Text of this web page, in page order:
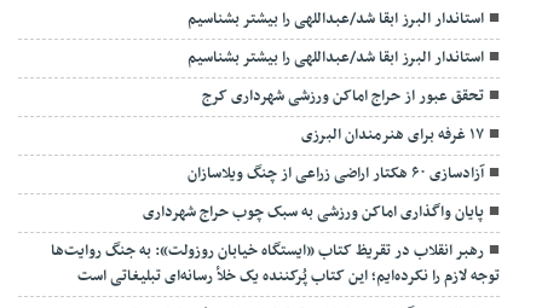
استاندار البرز ابقا شد/عبداللهی را بیشتر بشناسیم
استاندار البرز ابقا شد/عبداللهی را بیشتر بشناسیم
تحقق عبور از حراج اماکن ورزشی شهرداری کرج
۱۷ غرفه برای هنرمندان البرزی
آزادسازی ۶۰ هکتار اراضی زراعی از چنگ ویلاسازان
پایان واگذاری اماکن ورزشی به سبک چوب حراج شهرداری
رهبر انقلاب در تقریظ کتاب «ایستگاه خیابان روزولت»: به جنگ روایت‌ها
توجه لازم را نکرده‌ایم؛ این کتاب پُرکننده‌ یک خلأ رسانه‌ای تبلیغاتی است